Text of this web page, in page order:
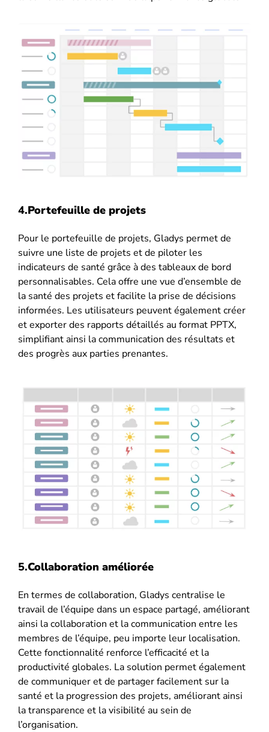
4.Portefeuille de projets
Pour le portefeuille de projets, Gladys permet de
suivre une liste de projets et de piloter les
indicateurs de santé grâce à des tableaux de bord
personnalisables. Cela offre une vue d’ensemble de
la santé des projets et facilite la prise de décisions
informées. Les utilisateurs peuvent également créer
et exporter des rapports détaillés au format PPTX,
simplifiant ainsi la communication des résultats et
des progrès aux parties prenantes.
5.Collaboration améliorée
En termes de collaboration, Gladys centralise le
travail de l’équipe dans un espace partagé, améliorant
ainsi la collaboration et la communication entre les
membres de l’équipe, peu importe leur localisation.
Cette fonctionnalité renforce l’efficacité et la
productivité globales. La solution permet également
de communiquer et de partager facilement sur la
santé et la progression des projets, améliorant ainsi
la transparence et la visibilité au sein de
l’organisation.